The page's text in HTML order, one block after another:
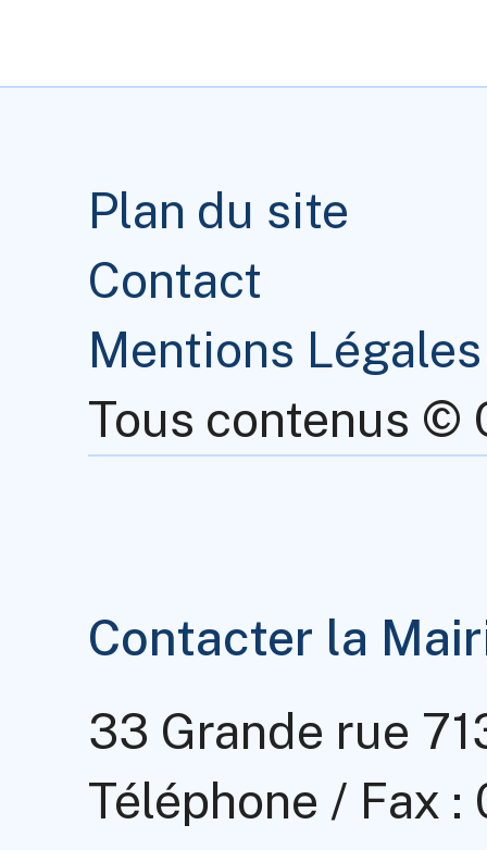
Plan du site
Contact
Mentions Légales
Tous contenus ©
Contacter la
33 Grande rue
Téléphone / Fax